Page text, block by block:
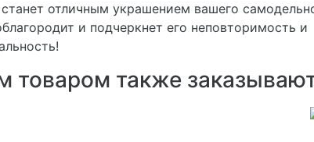
отличным украшением вашего
и подчеркнет его неповторимость и
товаром также